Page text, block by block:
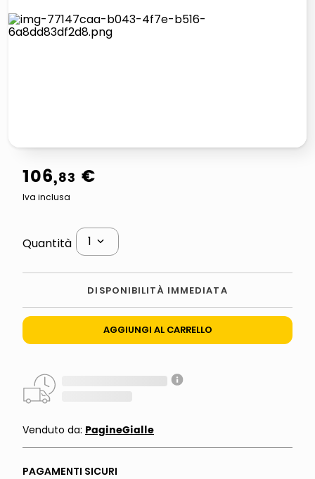
airpods
106,83 €
Iva inclusa
Quantità 1
DISPONIBILITÀ IMMEDIATA
AGGIUNGI AL CARRELLO
Venduto da: PagineGialle
PAGAMENTI SICURI